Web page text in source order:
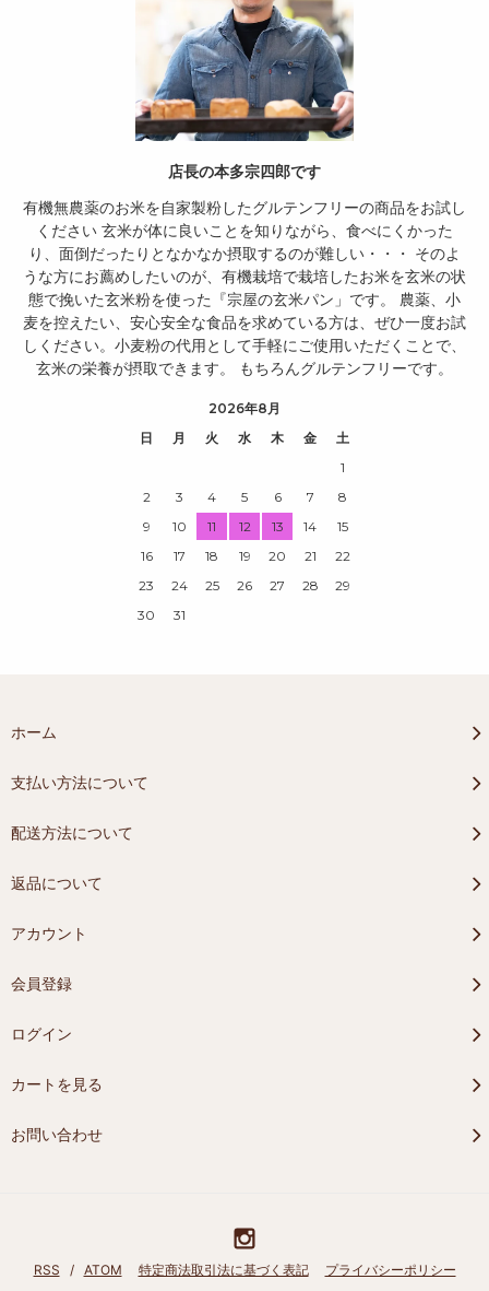
店長の本多宗四郎です
有機無農薬のお米を自家製粉したグルテンフリーの商品をお試し
ください 玄米が体に良いことを知りながら、食べにくかった
り、面倒だったりとなかなか摂取するのが難しい・・・ そのよ
うな方にお薦めしたいのが、有機栽培で栽培したお米を玄米の状
態で挽いた玄米粉を使った『宗屋の玄米パン」です。 農薬、小
麦を控えたい、安心安全な食品を求めている方は、ぜひ一度お試
しください。小麦粉の代用として手軽にご使用いただくことで、
玄米の栄養が摂取できます。 もちろんグルテンフリーです。
2026年8月
日
月 火 水 木 金
土
1
2
3 4 5 6 7
8
9
10 11 12 13 14
15
16
17 18 19 20 21
22
23
24 25 26 27 28
29
30
31
ホーム
支払い方法について
配送方法について
返品について
アカウント
会員登録
ログイン
カートを見る
お問い合わせ
RSS / ATOM 特定商法取引法に基づく表記 プライバシーポリシー